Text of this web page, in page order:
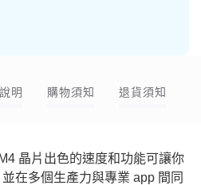
明 購物須知 退貨須知
晶片出色的速度和功能可讓你
在多個生產力與專業 app 間同